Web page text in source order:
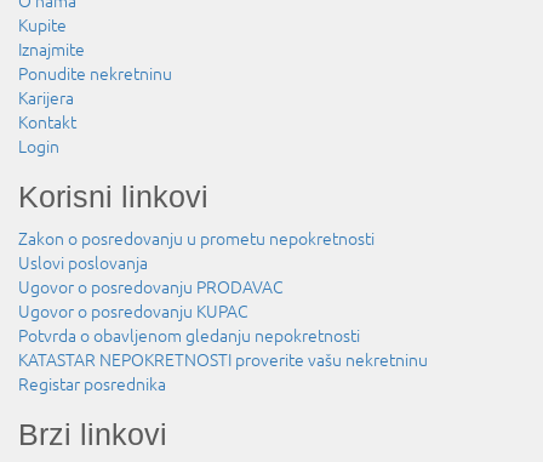
Kupite
Iznajmite
Ponudite nekretninu
Karijera
Kontakt
Login
Korisni linkovi
Zakon o posredovanju u prometu nepokretnosti
Uslovi poslovanja
Ugovor o posredovanju PRODAVAC
Ugovor o posredovanju KUPAC
Potvrda o obavljenom gledanju nepokretnosti
KATASTAR NEPOKRETNOSTI proverite vašu nekretninu
Registar posrednika
Brzi linkovi